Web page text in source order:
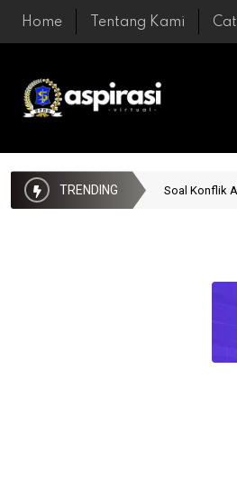
Home Tentang Kami
TRENDING Soal Konflik